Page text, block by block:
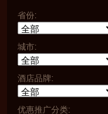
省份:
城市:
酒店品牌:
优惠推广分类: